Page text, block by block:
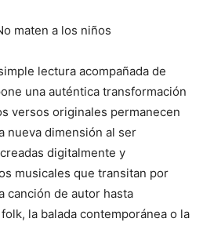
maten a los niños
lectura acompañada de
una auténtica transformación
versos originales permanecen
nueva dimensión al ser
digitalmente y
musicales que transitan por
canción de autor hasta
la balada contemporánea o la